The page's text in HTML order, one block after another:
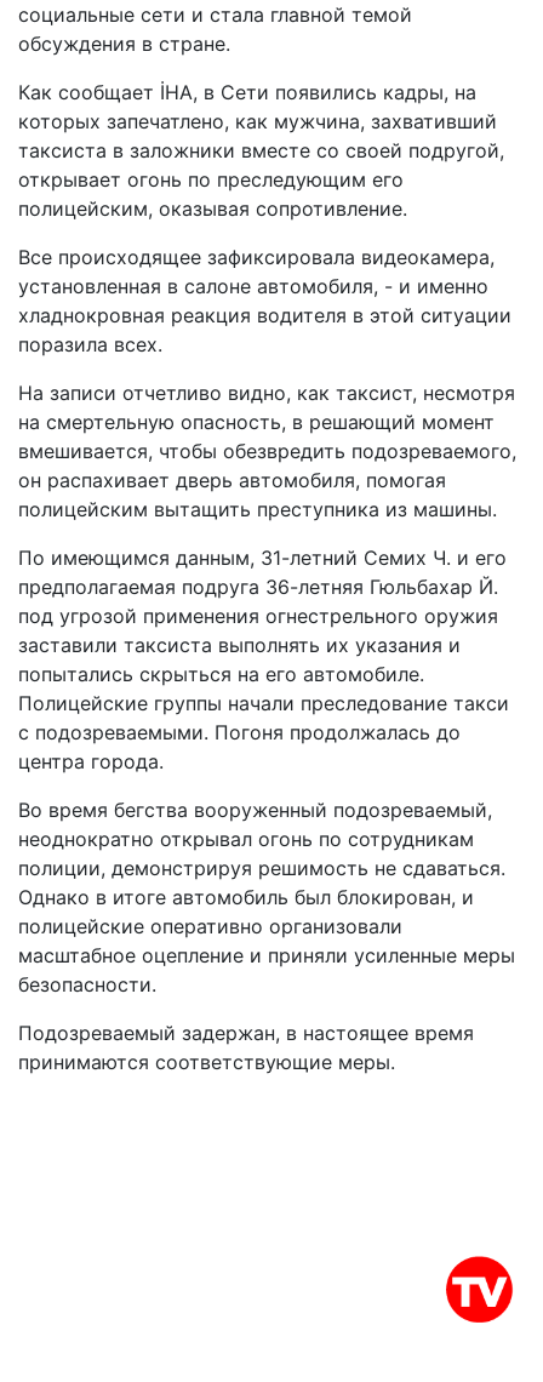
социальные сети и стала главной темой
обсуждения в стране.
Как сообщает İHA, в Сети появились кадры, на
которых запечатлено, как мужчина, захвативший
таксиста в заложники вместе со своей подругой,
открывает огонь по преследующим его
полицейским, оказывая сопротивление.
Все происходящее зафиксировала видеокамера,
установленная в салоне автомобиля, - и именно
хладнокровная реакция водителя в этой ситуации
поразила всех.
На записи отчетливо видно, как таксист, несмотря
на смертельную опасность, в решающий момент
вмешивается, чтобы обезвредить подозреваемого,
он распахивает дверь автомобиля, помогая
полицейским вытащить преступника из машины.
По имеющимся данным, 31-летний Семих Ч. и его
предполагаемая подруга 36-летняя Гюльбахар Й.
под угрозой применения огнестрельного оружия
заставили таксиста выполнять их указания и
попытались скрыться на его автомобиле.
Полицейские группы начали преследование такси
с подозреваемыми. Погоня продолжалась до
центра города.
Во время бегства вооруженный подозреваемый,
неоднократно открывал огонь по сотрудникам
полиции, демонстрируя решимость не сдаваться.
Однако в итоге автомобиль был блокирован, и
полицейские оперативно организовали
масштабное оцепление и приняли усиленные меры
безопасности.
Подозреваемый задержан, в настоящее время
принимаются соответствующие меры.